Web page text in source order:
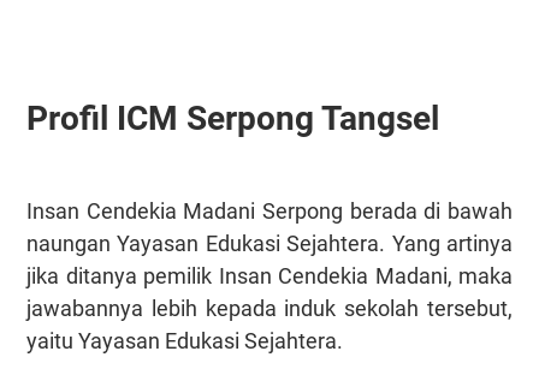
Profil ICM Serpong Tangsel
Insan Cendekia Madani Serpong berada di bawah
naungan Yayasan Edukasi Sejahtera. Yang artinya
jika ditanya pemilik Insan Cendekia Madani, maka
jawabannya lebih kepada induk sekolah tersebut,
yaitu Yayasan Edukasi Sejahtera.